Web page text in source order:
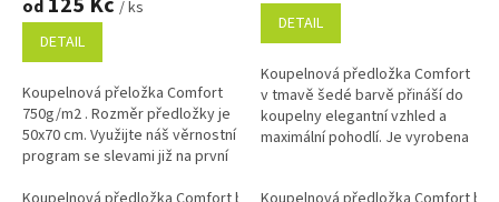
od
/ ks
DETAIL
Koupelnová přeložka Comfort
750g/m2 . Rozměr předložky je
50x70 cm. Využijte náš věrnostní
program se slevami již na první
5,0
5
hvězdiček.
DETAIL
Koupelnová předložka Comfort
v tmavě šedé barvě přináší do
koupelny elegantní vzhled a
maximální pohodlí. Je vyrobena